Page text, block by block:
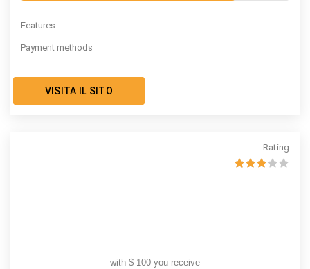
Features
Payment methods
VISITA IL SITO
Rating
with $ 100 you receive